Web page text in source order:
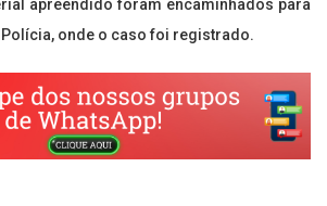
apreendido foram encaminhados para
Polícia, onde o caso foi registrado.